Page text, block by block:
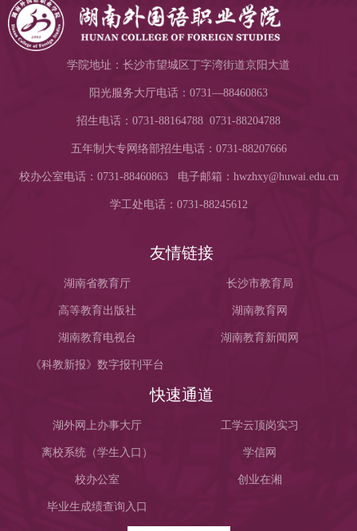
学院地址：长沙市望城区丁字湾街道京阳大道
阳光服务大厅电话：0731—88460863
招生电话：0731-88164788 0731-88204788
五年制大专网络部招生电话：0731-88207666
校办公室电话：0731-88460863 电子邮箱：hwzhxy@huwai.edu.cn
学工处电话：0731-88245612
友情链接
湖南省教育厅 长沙市教育局
高等教育出版社 湖南教育网
湖南教育电视台 湖南教育新闻网
《科教新报》数字报刊平台
快速通道
湖外网上办事大厅 工学云顶岗实习
离校系统（学生入口） 学信网
校办公室 创业在湘
毕业生成绩查询入口